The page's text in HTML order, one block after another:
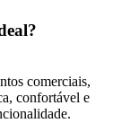
comerciais,
confortável e